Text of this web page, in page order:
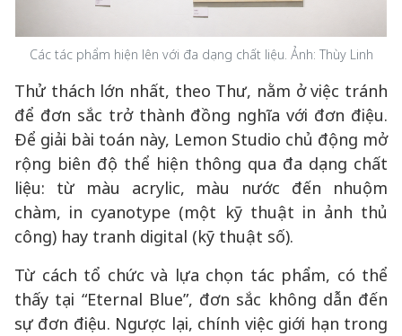
Các tác phẩm hiện lên với đa dạng chất liệu. Ảnh: Thùy Linh
Thử thách lớn nhất, theo Thư, nằm ở việc tránh
để đơn sắc trở thành đồng nghĩa với đơn điệu.
Để giải bài toán này, Lemon Studio chủ động mở
rộng biên độ thể hiện thông qua đa dạng chất
liệu: từ màu acrylic, màu nước đến nhuộm
chàm, in cyanotype (một kỹ thuật in ảnh thủ
công) hay tranh digital (kỹ thuật số).
Từ cách tổ chức và lựa chọn tác phẩm, có thể
thấy tại “Eternal Blue”, đơn sắc không dẫn đến
sự đơn điệu. Ngược lại, chính việc giới hạn trong